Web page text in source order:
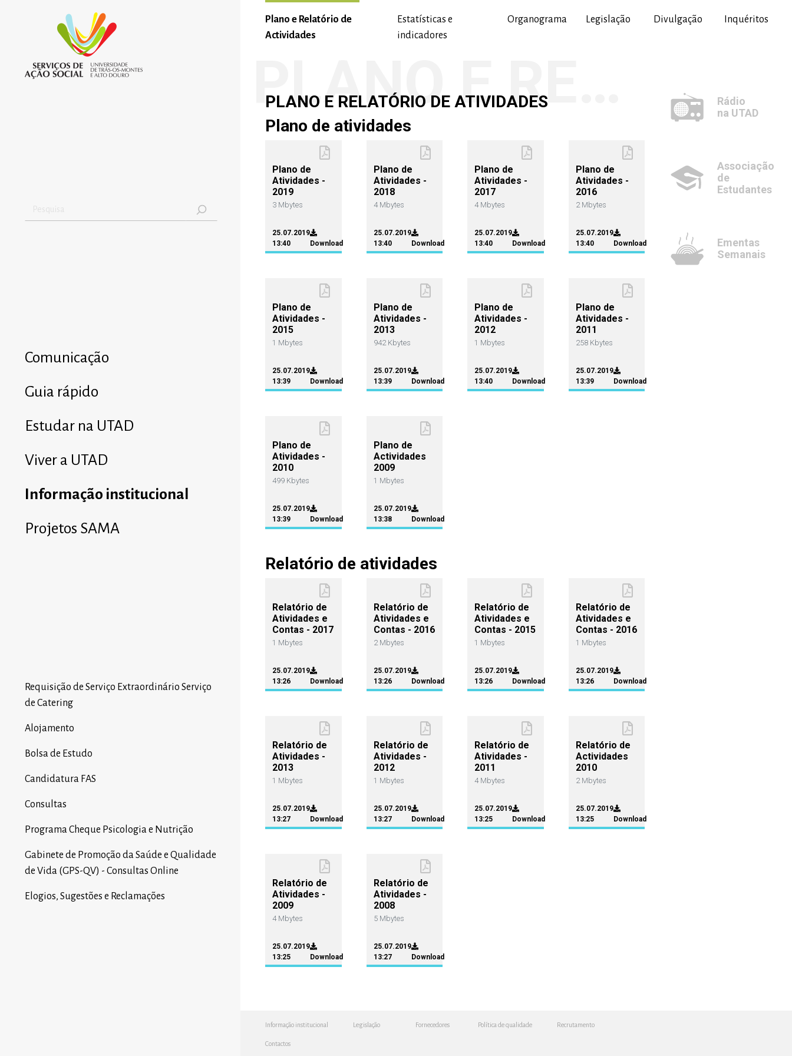
Comunicação
Guia rápido
Estudar na UTAD
Viver a UTAD
Informação institucional
Projetos SAMA
Requisição de Serviço Extraordinário Serviço
de Catering
Alojamento
Bolsa de Estudo
Candidatura FAS
Consultas
Programa Cheque Psicologia e Nutrição
Gabinete de Promoção da Saúde e Qualidade
de Vida (GPS-QV) - Consultas Online
Elogios, Sugestões e Reclamações
Plano e Relatório de
Actividades
Estatísticas e
indicadores
Organograma Legislação Divulgação Inquéritos
PLANO E RELATÓRIO DE ATIVIDADES
Plano de atividades
Plano de
Atividades -
2019
3 Mbytes
25.07.2019
13:40
Download
Plano de
Atividades -
2018
4 Mbytes
25.07.2019
13:40
Download
Plano de
Atividades -
2017
4 Mbytes
25.07.2019
13:40
Download
Plano de
Atividades -
2016
2 Mbytes
25.07.2019
13:40
Download
Plano de
Atividades -
2015
1 Mbytes
25.07.2019
13:39
Download
Plano de
Atividades -
2013
942 Kbytes
25.07.2019
13:39
Download
Plano de
Atividades -
2012
1 Mbytes
25.07.2019
13:40
Download
Plano de
Atividades -
2011
258 Kbytes
25.07.2019
13:39
Download
Plano de
Atividades -
2010
499 Kbytes
25.07.2019
13:39
Download
Plano de
Actividades
2009
1 Mbytes
25.07.2019
13:38
Download
Relatório de atividades
Relatório de
Atividades e
Contas - 2017
1 Mbytes
25.07.2019
13:26
Download
Relatório de
Atividades e
Contas - 2016
2 Mbytes
25.07.2019
13:26
Download
Relatório de
Atividades e
Contas - 2015
1 Mbytes
25.07.2019
13:26
Download
Relatório de
Atividades e
Contas - 2016
1 Mbytes
25.07.2019
13:26
Download
Relatório de
Atividades -
2013
1 Mbytes
25.07.2019
13:27
Download
Relatório de
Atividades -
2012
1 Mbytes
25.07.2019
13:27
Download
Relatório de
Atividades -
2011
4 Mbytes
25.07.2019
13:25
Download
Relatório de
Actividades
2010
2 Mbytes
25.07.2019
13:25
Download
Relatório de
Atividades -
2009
4 Mbytes
25.07.2019
13:25
Download
Relatório de
Atividades -
2008
5 Mbytes
25.07.2019
13:27
Download
Rádio
na UTAD
Associação
de
Estudantes
Ementas
Semanais
Informação institucional Legislação Fornecedores Política de qualidade Recrutamento
Contactos